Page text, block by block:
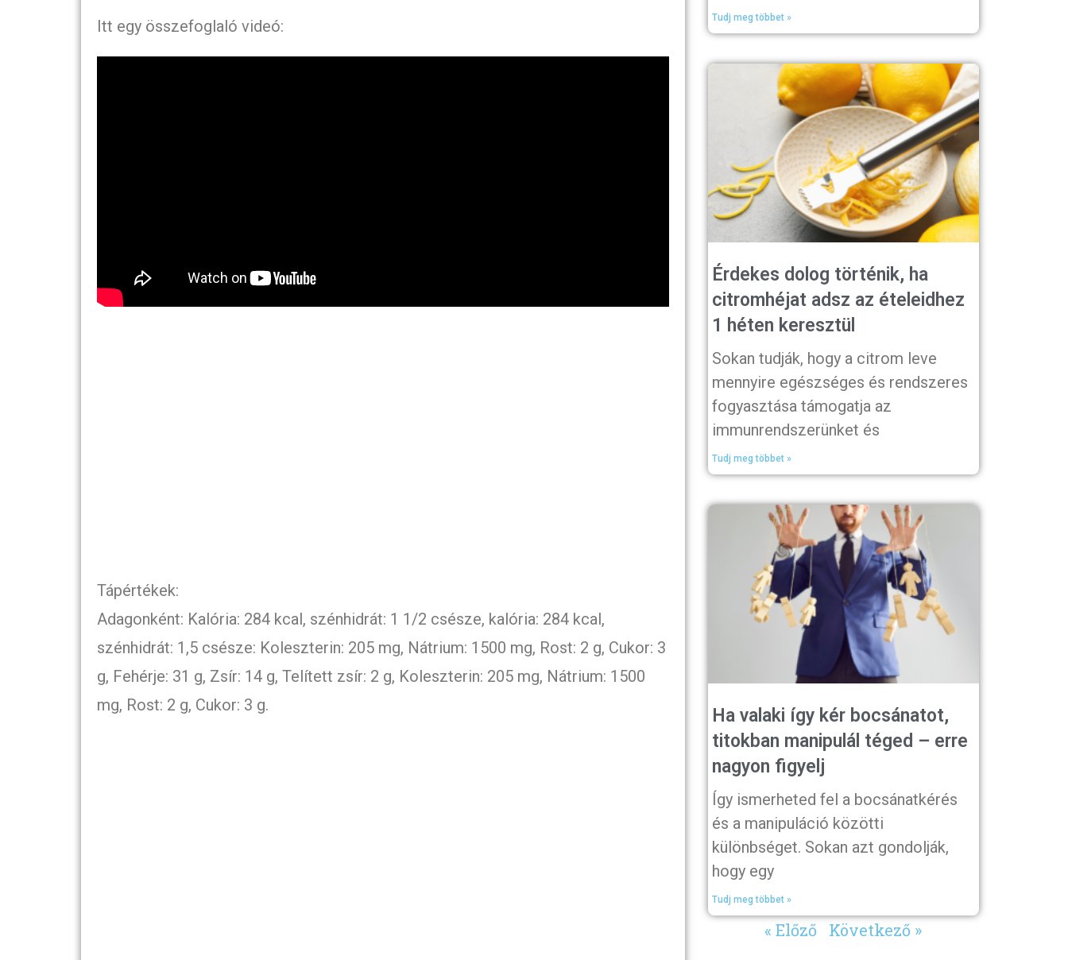
Itt egy összefoglaló videó:
Tápértékek:
Adagonként: Kalória: 284 kcal, szénhidrát: 1 1/2 csésze, kalória: 284 kcal,
szénhidrát: 1,5 csésze: Koleszterin: 205 mg, Nátrium: 1500 mg, Rost: 2 g, Cukor: 3
g, Fehérje: 31 g, Zsír: 14 g, Telített zsír: 2 g, Koleszterin: 205 mg, Nátrium: 1500
mg, Rost: 2 g, Cukor: 3 g.
Tudj meg többet »
Érdekes dolog történik, ha
citromhéjat adsz az ételeidhez
1 héten keresztül
Sokan tudják, hogy a citrom leve
mennyire egészséges és rendszeres
fogyasztása támogatja az
immunrendszerünket és
Tudj meg többet »
Ha valaki így kér bocsánatot,
titokban manipulál téged – erre
nagyon figyelj
Így ismerheted fel a bocsánatkérés
és a manipuláció közötti
különbséget. Sokan azt gondolják,
hogy egy
Tudj meg többet »
« Előző Következő »